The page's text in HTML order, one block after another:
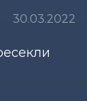
30.03.2022